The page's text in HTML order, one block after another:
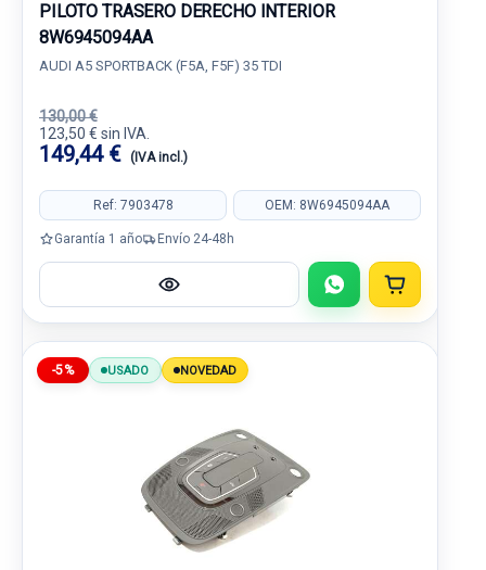
PILOTO TRASERO DERECHO INTERIOR
8W6945094AA
AUDI A5 SPORTBACK (F5A, F5F) 35 TDI
130,00 €
123,50 € sin IVA.
149,44 € (IVA incl.)
Ref: 7903478 OEM: 8W6945094AA
Garantía 1 año Envío 24-48h
-5% USADO NOVEDAD